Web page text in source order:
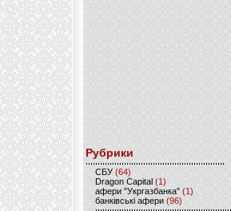
Рубрики
CБУ (64)
Dragon Capital (1)
афери "Укргазбанка" (1)
банківські афери (96)